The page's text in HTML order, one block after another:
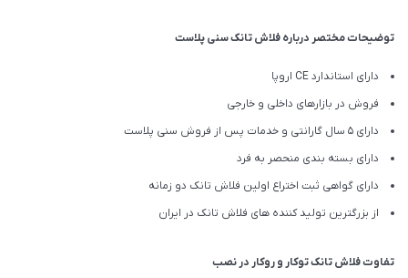
توضیحات مختصر درباره فلاش تانک سنی پلاست
دارای استاندارد CE اروپا
فروش در بازارهای داخلی و خارجی
دارای 5 سال گارانتی و خدمات پس از فروش سنی پلاست
دارای بسته بندی منحصر به فرد
دارای گواهی ثبت اختراع اولین فلاش تانک دو زمانه
از بزرگترین تولید کننده های فلاش تانک در ایران
تفاوت فلاش تانک توکار و روکار در نصب